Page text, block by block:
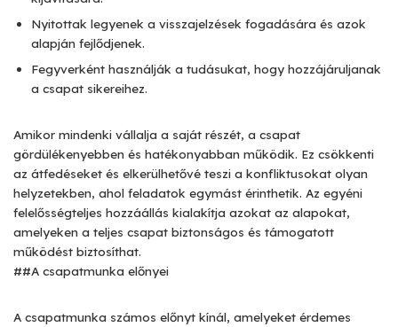
Nyitottak legyenek a visszajelzések fogadására és azok
alapján fejlődjenek.
Fegyverként használják a tudásukat, hogy hozzájáruljanak
a csapat sikereihez.
Amikor mindenki vállalja a saját részét, a csapat
gördülékenyebben és hatékonyabban működik. Ez csökkenti
az átfedéseket és elkerülhetővé teszi a konfliktusokat olyan
helyzetekben, ahol feladatok egymást érinthetik. Az egyéni
felelősségteljes hozzáállás kialakítja azokat az alapokat,
amelyeken a teljes csapat biztonságos és támogatott
működést biztosíthat.
##A csapatmunka előnyei
A csapatmunka számos előnyt kínál, amelyeket érdemes